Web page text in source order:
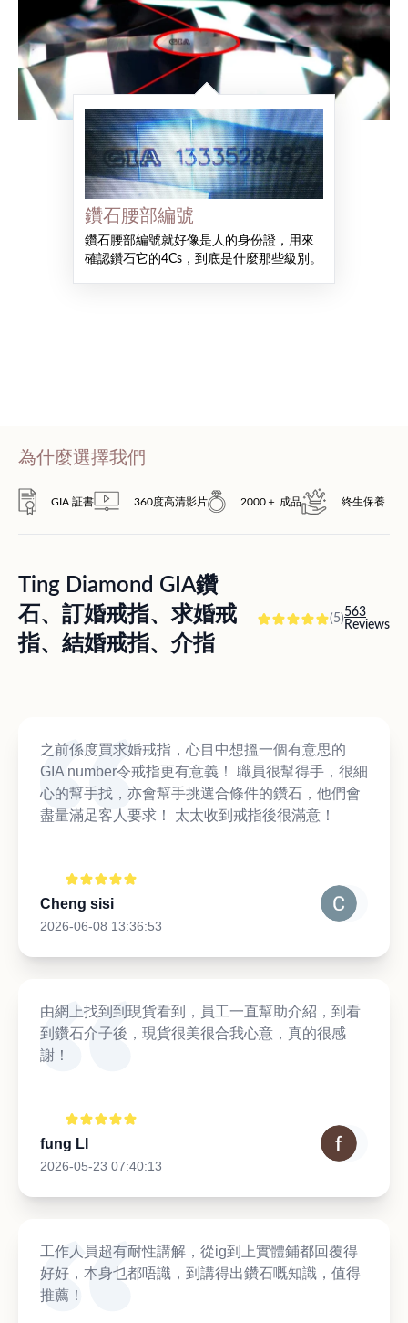
鑽石腰部編號
鑽石腰部編號就好像是人的身份證，用來
確認鑽石它的4Cs，到底是什麼那些級別。
為什麼選擇我們
GIA 証書 360度高清影片 2000＋ 成品 終生保養
Ting Diamond GIA鑽
石、訂婚戒指、求婚戒
指、結婚戒指、介指
(5)563
Reviews
之前係度買求婚戒指，心目中想搵一個有意思的
GIA number令戒指更有意義！ 職員很幫得手，很細
心的幫手找，亦會幫手挑選合條件的鑽石，他們會
盡量滿足客人要求！ 太太收到戒指後很滿意！
Cheng sisi
2026-06-08 13:36:53
由網上找到到現貨看到，員工一直幫助介紹，到看
到鑽石介子後，現貨很美很合我心意，真的很感
謝！
fung LI
2026-05-23 07:40:13
工作人員超有耐性講解，從ig到上實體鋪都回覆得
好好，本身乜都唔識，到講得出鑽石嘅知識，值得
推薦！